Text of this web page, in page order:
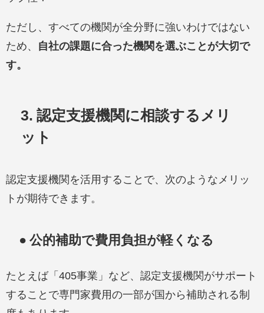
ただし、すべての機関が全分野に強いわけではない
ため、
自社の課題に合った機関を選ぶことが大切で
す。
3. 認定支援機関に相談するメリ
ット
認定支援機関を活用することで、次のようなメリッ
トが期待できます。
● 公的補助で費用負担が軽くなる
たとえば「405事業」など、認定支援機関がサポート
することで専門家費用の一部が国から補助される制